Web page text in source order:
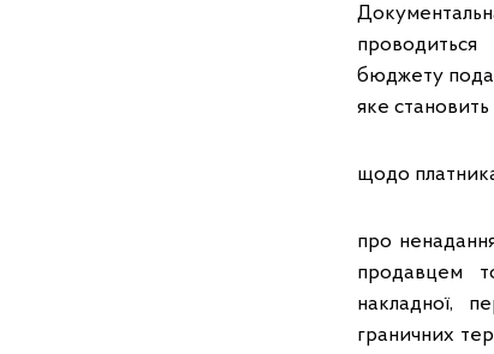
бюджету
яке становить
щодо
про
продавцем
накладної,
граничних